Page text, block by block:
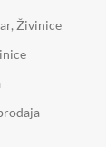
Živinice